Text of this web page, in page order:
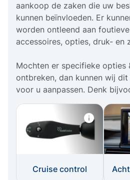
aankoop de zaken die uw
kunnen beïnvloeden. Er
worden ontleend aan
accessoires, opties, druk- en
Mochten er specifieke opties
ontbreken, dan kunnen wij
voor u aanpassen. Denk
Cruise control